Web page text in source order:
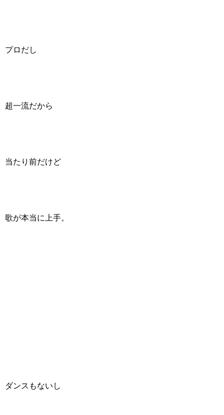
プロだし
超一流だから
当たり前だけど
歌が本当に上手。
ダンスもないし